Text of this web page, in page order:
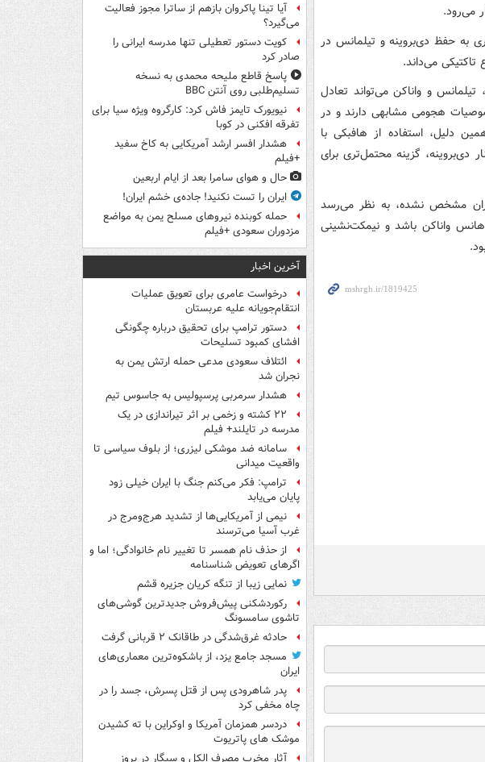
می‌رود.
به حفظ دی‌بروینه و تیلمانس در
تاکتیکی می‌داند.
و واناکن می‌تواند تعادل
هجومی مشابهی دارند و در
دلیل، استفاده از هافبکی با
دی‌بروینه، گزینه محتمل‌تری برای
مشخص نشده، به نظر می‌رسد
واناکن باشد و نیمکت‌نشینی
آیا تینا پاکروان بازهم از ساترا مجوز فعالیت
می‌گیرد؟
کویت دستور تعطیلی تنها مدرسه ایرانی را
صادر کرد
پاسخ قاطع ملیحه محمدی به نسخه
تسلیم‌طلبی روی آنتن BBC
نیویورک تایمز فاش کرد: کارگروه ویژه سیا برای
تفرقه افکنی در کوبا
هشدار افسر ارشد آمریکایی به کاخ سفید
+فیلم
حال و هوای سامرا بعد از ایام اربعین
ایران را تست نکنید! جاده‌ی خشم ایران!
حمله کوبنده نیروهای مسلح یمن به مواضع
مزدوران سعودی +فیلم
آخرین اخبار
درخواست عامری برای تعویق عملیات
انتقام‌جویانه علیه عربستان
دستور ترامپ برای تحقیق درباره چگونگی
افشای کمبود تسلیحات
ائتلاف سعودی مدعی حمله ارتش یمن به
نجران شد
هشدار سرمربی پرسپولیس به جاسوس تیم
۲۲ کشته و زخمی بر اثر تیراندازی در یک
مدرسه در تایلند+ فیلم
سامانه ضد موشکی لیزری؛ از بلوف سیاسی تا
واقعیت میدانی
ترامپ: فکر می‌کنم جنگ با ایران خیلی زود
پایان می‌یابد
نیمی از آمریکایی‌ها از تشدید هرج‌ومرج در
غرب آسیا می‌ترسند
از حذف نام همسر تا تغییر نام خانوادگی؛ اما و
اگرهای تعویض شناسنامه
نمایی زیبا از تنگه کریان جزیره قشم
رکوردشکنی پیش‌فروش جدیدترین گوشی‌های
تاشوی سامسونگ
حادثه غرق‌شدگی در طاقانک ۲ قربانی گرفت
مسجد جامع یزد، از باشکوه‌ترین معماری‌های
ایران
پدر شاهرودی پس از قتل پسرش، جسد را در
چاه مخفی کرد
دردسر همزمان آمریکا و اوکراین با ته کشیدن
موشک های پاتریوت
آثار مخرب مصرف الکل و سیگار در بروز